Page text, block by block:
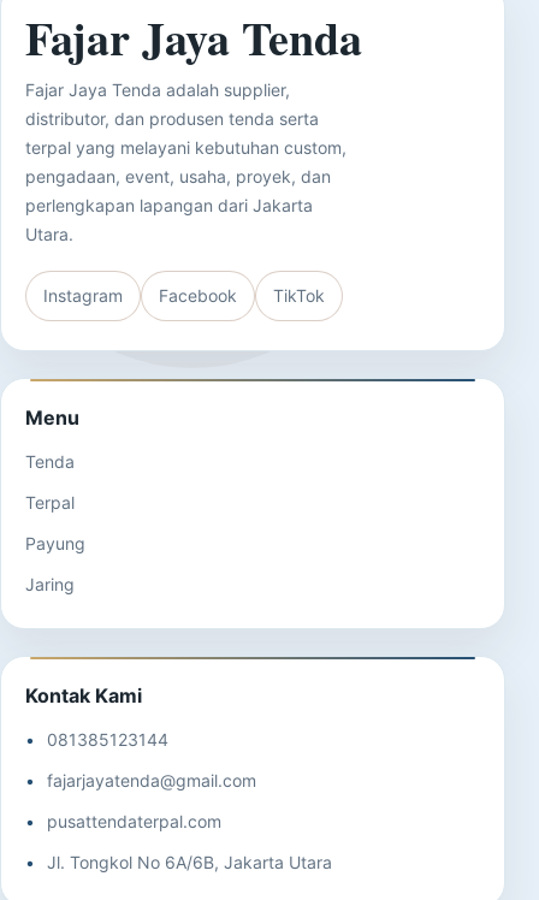
Fajar Jaya Tenda
Fajar Jaya Tenda adalah supplier,
distributor, dan produsen tenda serta
terpal yang melayani kebutuhan custom,
pengadaan, event, usaha, proyek, dan
perlengkapan lapangan dari Jakarta
Utara.
Instagram Facebook TikTok
Menu
Tenda
Terpal
Payung
Jaring
Kontak Kami
081385123144
fajarjayatenda@gmail.com
pusattendaterpal.com
Jl. Tongkol No 6A/6B, Jakarta Utara